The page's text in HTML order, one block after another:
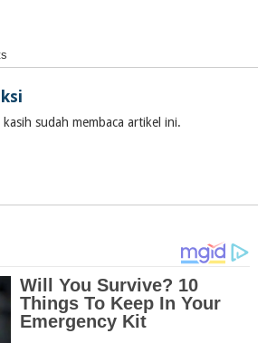
kasih sudah membaca artikel ini.